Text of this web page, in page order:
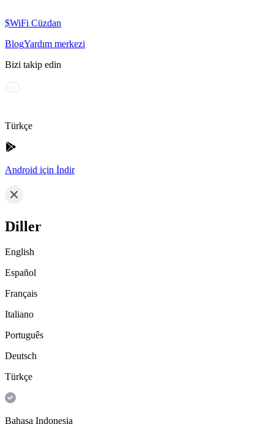
$WiFi Cüzdan
BlogYardım merkezi
Bizi takip edin
Türkçe
Android için İndir
Diller
English
Español
Français
Italiano
Português
Deutsch
Türkçe
Bahasa Indonesia